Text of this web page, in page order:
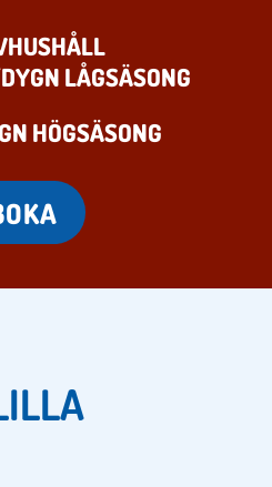
LÅGSÄSONG
HÖGSÄSONG